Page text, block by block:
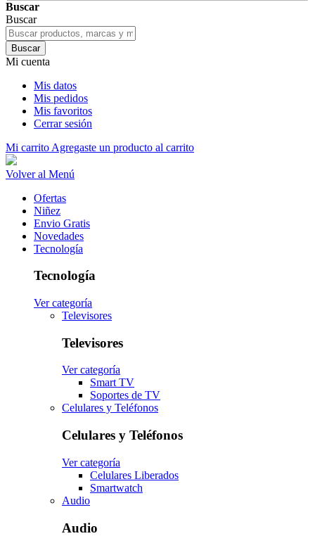
Buscar
Buscar
Buscar
Mi cuenta
Mis datos
Mis pedidos
Mis favoritos
Cerrar sesión
Mi carrito Agregaste un producto al carrito
Volver al Menú
Ofertas
Niñez
Envio Gratis
Novedades
Tecnología
Tecnología
Ver categoría
Televisores
Televisores
Ver categoría
Smart TV
Soportes de TV
Celulares y Teléfonos
Celulares y Teléfonos
Ver categoría
Celulares Liberados
Smartwatch
Audio
Audio